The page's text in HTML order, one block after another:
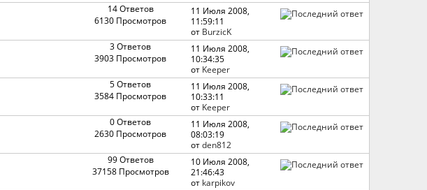
14 Ответов
6130 Просмотров
11 Июля 2008,
11:59:11
от BurzicK
3 Ответов
3903 Просмотров
11 Июля 2008,
10:34:35
от Keeper
5 Ответов
3584 Просмотров
11 Июля 2008,
10:33:11
от Keeper
0 Ответов
2630 Просмотров
11 Июля 2008,
08:03:19
отden812
99 Ответов
37158 Просмотров
10 Июля 2008,
21:46:43
от karpikov